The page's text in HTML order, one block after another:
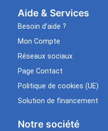
Aide & Services​
Besoin d’aide ?
Mon Compte
Réseaux sociaux
Page Contact
Politique de cookies (UE)
Solution de financement
Notre société